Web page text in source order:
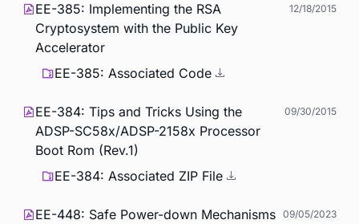
EE-385: Implementing the RSA
Cryptosystem with the Public Key
Accelerator
12/18/2015
EE-385: Associated Code
EE-384: Tips and Tricks Using the
ADSP-SC58x/ADSP-2158x Processor
Boot Rom (Rev.1)
09/30/2015
EE-384: Associated ZIP File
EE-448: Safe Power-down Mechanisms 09/05/2023